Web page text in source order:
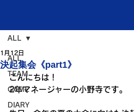
ALL
TEAM
GAME
DIARY
ALL
決起集会《part1》
1月12日
こんにちは！
2年マネージャーの小野寺です。